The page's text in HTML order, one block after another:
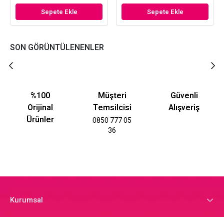
Sepete Ekle Sepete Ekle
SON GÖRÜNTÜLENENLER
%100
Orijinal
Ürünler
Müşteri
Temsilcisi
0850 777 05
36
Güvenli
Alışveriş
Kurumsal